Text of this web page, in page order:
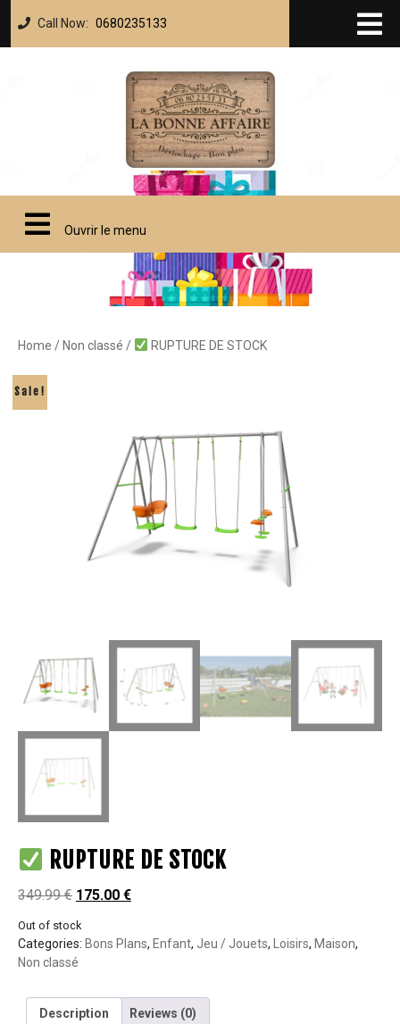
Call Now: 0680235133
Ouvrir le menu
Home / Non classé / RUPTURE DE STOCK
Sale!
RUPTURE DE STOCK
349.99€ 175.00 €
Out of stock
Categories: Bons Plans, Enfant, Jeu / Jouets, Loisirs, Maison,
Non classé
Description Reviews (0)